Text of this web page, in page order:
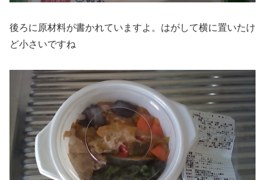
後ろに原材料が書かれていますよ。はがして横に置いたけ
ど小さいですね